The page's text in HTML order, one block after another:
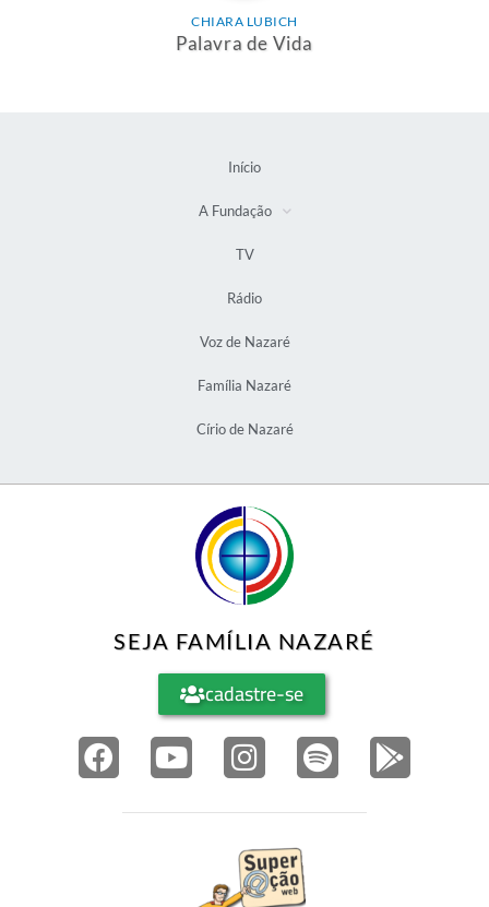
CHIARA LUBICH
Palavra de Vida
Início
A Fundação
TV
Rádio
Voz de Nazaré
Família Nazaré
Círio de Nazaré
SEJA FAMÍLIA NAZARÉ
cadastre-se